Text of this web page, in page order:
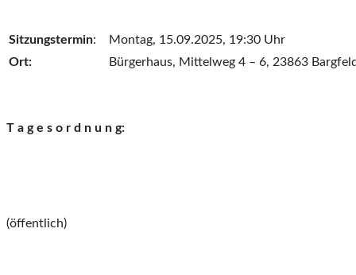
Sitzungstermin:
Montag, 15.09.2025, 19:30 Uhr
Ort:
Bürgerhaus, Mittelweg 4 – 6, 23863
T a g e s o r d n u n g:
(öffentlich)